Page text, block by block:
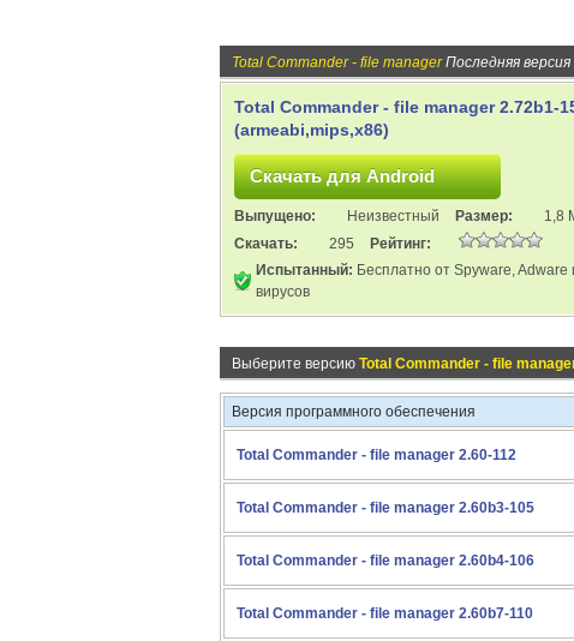
Total Commander - file managerПоследняя версия
Total Commander - file manager 2.72b1-
(armeabi,mips,x86)
Выпущено: Неизвестный Размер:
1,8
Скачать:
295
Рейтинг:
Испытанный: Бесплатно от Spyware, Adware
вирусов
Выберите версию Total Commander - file
Версия программного обеспечения
Total Commander - file manager 2.60-112
Total Commander - file manager 2.60b3-105
Total Commander - file manager 2.60b4-106
Total Commander - file manager 2.60b7-110